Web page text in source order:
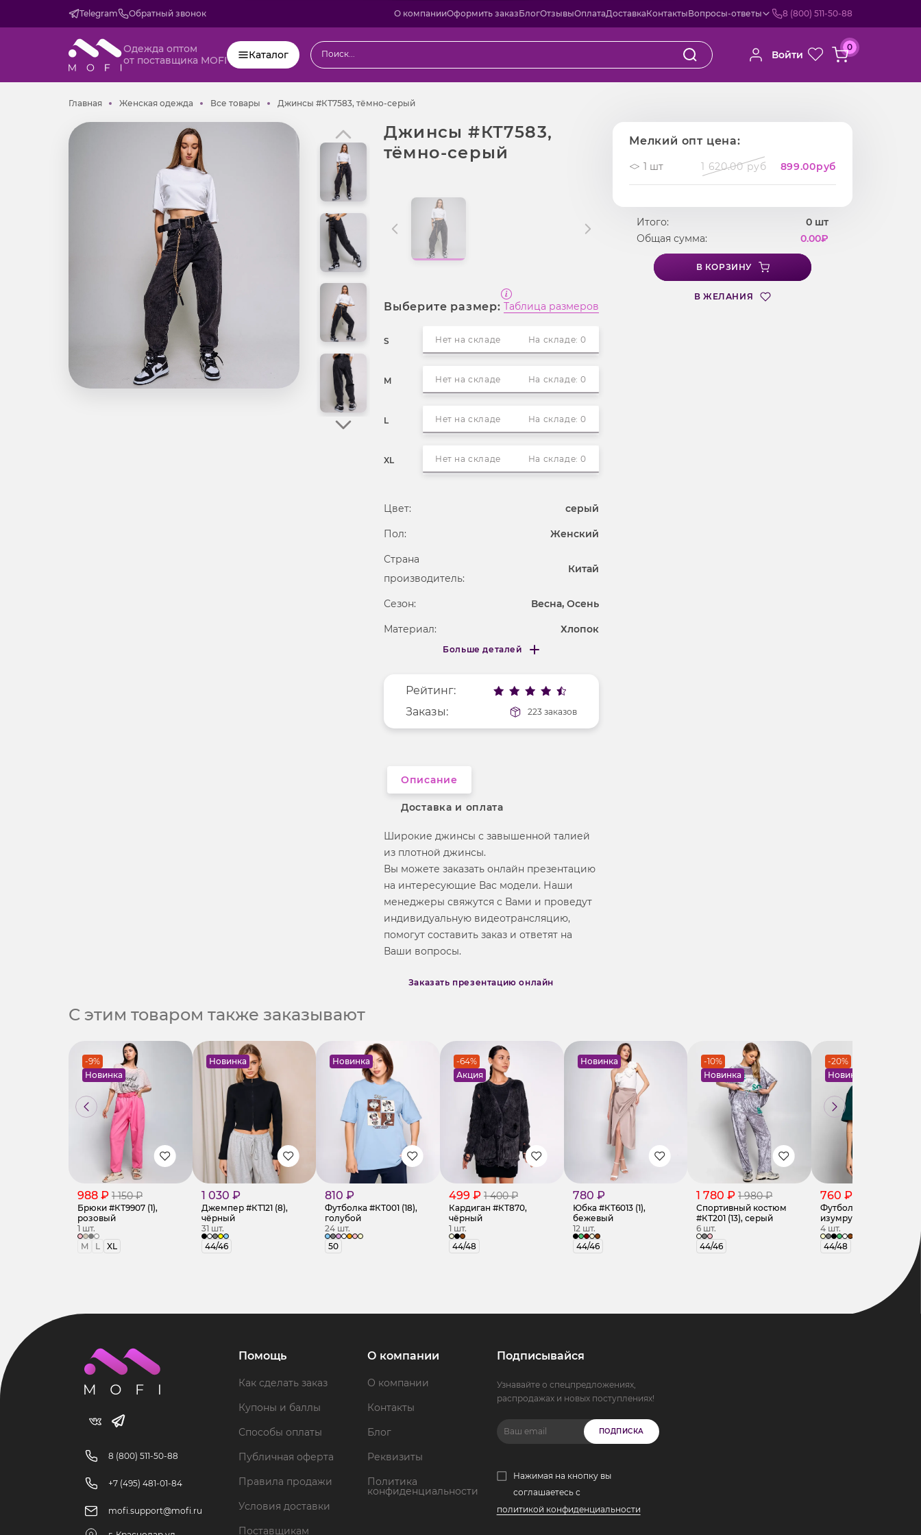
Telegram Обратный звонок О компанииОформить заказБлогОтзывыОплатаДоставкаКонтактыВопросы-ответы 8 (800) 511-50-88
Одежда оптом
от поставщика MOFI
Каталог Войти
0
ГлавнаяГлавнаяЖенская одежда Женская одежда
Все товары Все товары
Джинсы #КТ7583, тёмно-серыйДжинсы #КТ7583, тёмно-серый
Джинсы #КТ7583,
тёмно-серый
Выберите размер: Таблица размеров
S Нет на складе На складе: 0
M Нет на складе На складе: 0
L Нет на складе На складе: 0
XL Нет на складе На складе: 0
Цвет: серый
Пол: Женский
Страна
производитель:
Китай
Сезон: Весна, Осень
Материал:
Хлопок
Фактура материала
Рисунок
Больше деталей
Меньше деталей
Рейтинг:
Заказы:
223 заказов
Описание
Доставка и оплата
Широкие джинсы с завышенной талией
из плотной джинсы.
Вы можете заказать онлайн презентацию
на интересующие Вас модели. Наши
менеджеры свяжутся с Вами и проведут
индивидуальную видеотрансляцию,
помогут составить заказ и ответят на
Ваши вопросы.
Заказать презентацию онлайн
Мелкий опт цена:
1 шт 1 620.00 руб 899.00руб
Итого: 0 шт
Общая сумма:
0.00₽
В КОРЗИНУ
В ЖЕЛАНИЯ
С этим товаром также заказывают
-9%
Новинка
988 ₽ 1 150 ₽
Брюки #КТ9907 (1),
розовый
1 шт.
M
L XL
Новинка
1 030 ₽
Джемпер #КТ121 (8),
чёрный
31 шт.
44/46
Новинка
810 ₽
Футболка #КТ001 (18),
голубой
24 шт.
50
-64%
Акция
499 ₽ 1 400 ₽
Кардиган #КТ870,
чёрный
1 шт.
44/48
Новинка
780 ₽
Юбка #КТ6013 (1),
бежевый
12 шт.
44/46
-10%
Новинка
1 780 ₽ 1 980 ₽
Спортивный костюм
#КТ201 (13), серый
6 шт.
44/46
-20%
Новинка
760 ₽
Футболка #КТ801 (12),
изумрудный
4 шт.
44/48
8 (800) 511-50-88
+7 (495) 481-01-84
mofi.support@mofi.ru
Помощь
Как сделать заказ
Купоны и баллы
Способы оплаты
Публичная оферта
Правила продажи
Условия доставки
Поставщикам
О компании
О компании
Контакты
Блог
Реквизиты
Политика
конфиденциальности
Подписывайся
Узнавайте о спецпредложениях,
распродажах и новых поступлениях!
ПОДПИСКА
Нажимая на кнопку вы
соглашаетесь с
политикой конфиденциальности